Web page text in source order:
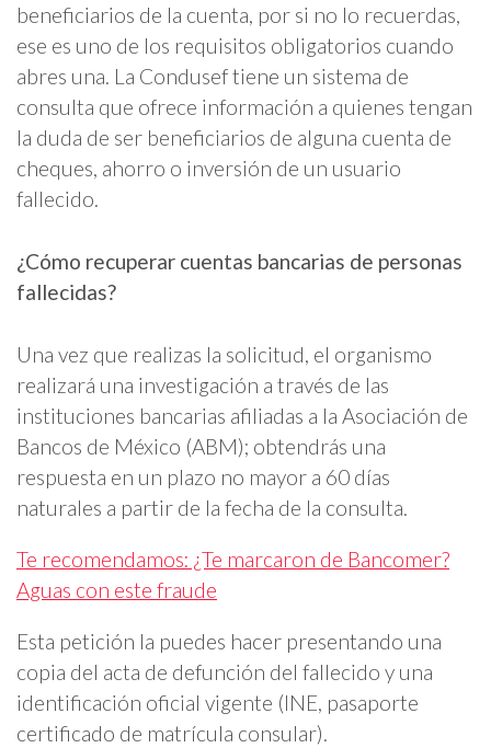
beneficiarios de la cuenta, por si no lo recuerdas,
ese es uno de los requisitos obligatorios cuando
abres una. La Condusef tiene un sistema de
consulta que ofrece información a quienes tengan
la duda de ser beneficiarios de alguna cuenta de
cheques, ahorro o inversión de un usuario
fallecido.
¿Cómo recuperar cuentas bancarias de personas
fallecidas?
Una vez que realizas la solicitud, el organismo
realizará una investigación a través de las
instituciones bancarias afiliadas a la Asociación de
Bancos de México (ABM); obtendrás una
respuesta en un plazo no mayor a 60 días
naturales a partir de la fecha de la consulta.
Te recomendamos: ¿Te marcaron de Bancomer?
Aguas con este fraude
Esta petición la puedes hacer presentando una
copia del acta de defunción del fallecido y una
identificación oficial vigente (INE, pasaporte
certificado de matrícula consular).